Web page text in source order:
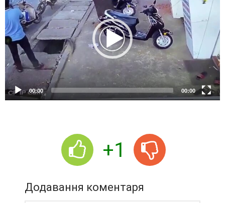
d
e
o
P
a
y
e
r
00:00 00:00
+1
Додавання коментаря